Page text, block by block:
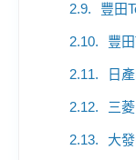
豐田
豐
日
三
大